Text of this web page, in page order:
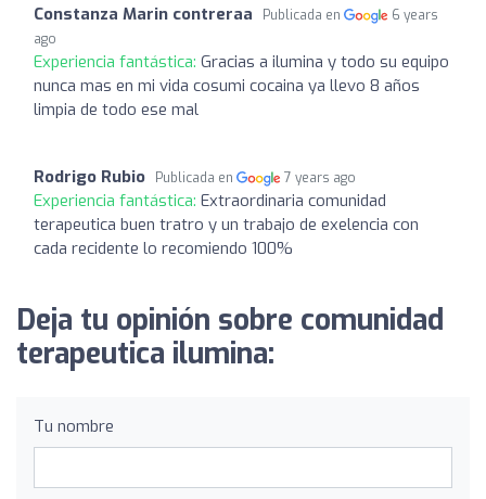
Constanza Marin contreraa Publicada en
6 years
ago
Experiencia fantástica: Gracias a ilumina y todo su equipo
nunca mas en mi vida cosumi cocaina ya llevo 8 años
limpia de todo ese mal
Rodrigo Rubio Publicada en 7 years ago
Experiencia fantástica: Extraordinaria comunidad
terapeutica buen tratro y un trabajo de exelencia con
cada recidente lo recomiendo 100%
Deja tu opinión sobre comunidad
terapeutica ilumina:
Tu nombre